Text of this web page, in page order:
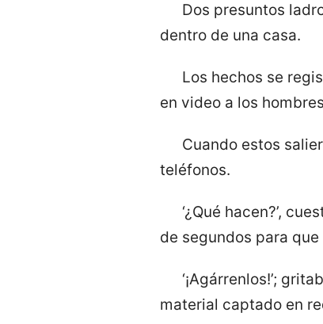
Dos presuntos
dentro de una casa.
Los hechos se
en video a los
​Cuando estos
teléfonos.
‘¿Qué hacen?’,
de segundos para
‘¡Agárrenlos!’;
material captado en